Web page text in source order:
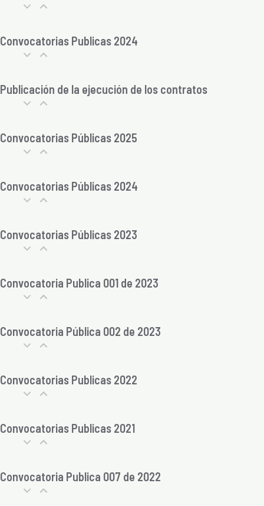
Convocatorias Publicas 2024
Publicación de la ejecución de los contratos
Convocatorias Públicas 2025
Convocatorias Públicas 2024
Convocatorias Públicas 2023
Convocatoria Publica 001 de 2023
Convocatoria Pública 002 de 2023
Convocatorias Publicas 2022
Convocatorias Publicas 2021
Convocatoria Publica 007 de 2022